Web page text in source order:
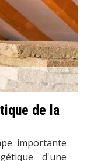
de la
importante
d'une